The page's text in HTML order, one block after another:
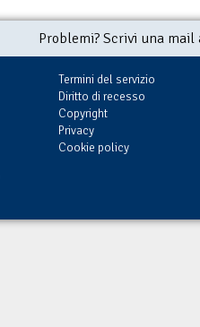
Problemi? Scrivi una
Termini del servizio
Diritto di recesso
Copyright
Privacy
Cookie policy